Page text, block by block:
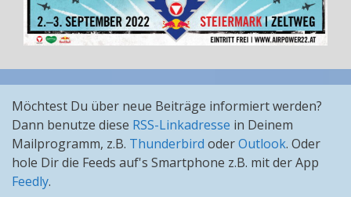
Möchtest Du über neue Beiträge informiert werden?
Dann benutze diese RSS-Linkadresse in Deinem
Mailprogramm, z.B. Thunderbird oderOutlook. Oder
hole Dir die Feeds auf's Smartphone z.B. mit der App
Feedly.